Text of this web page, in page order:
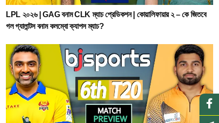
LPL ২০২৬ | GAG বনাম CLK ম্যাচ প্রেডিকশন | কোয়ালিফায়ার ২ – কে জিতবে
গল গ্যালান্টস বনাম কলম্বো ক্যাপস ম্যাচ?